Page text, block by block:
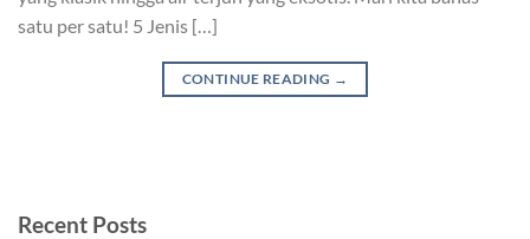
satu per satu! 5 Jenis […]
CONTINUE READING →
Recent Posts